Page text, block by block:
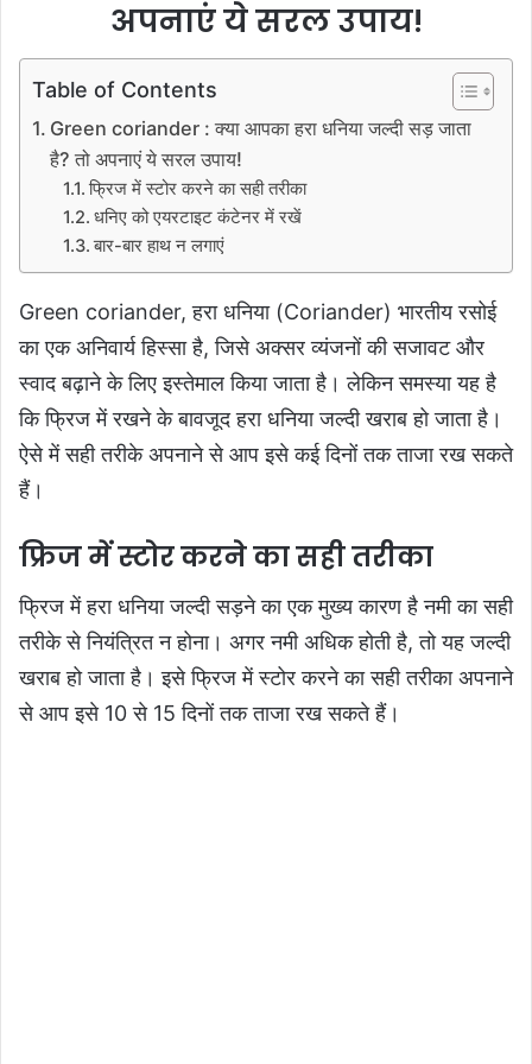
अपनाएं ये सरल उपाय!
Table of Contents
Green coriander : क्या आपका हरा धनिया जल्दी सड़ जाता
है? तो अपनाएं ये सरल उपाय!
फ्रिज में स्टोर करने का सही तरीका
धनिए को एयरटाइट कंटेनर में रखें
बार-बार हाथ न लगाएं
Green coriander,हरा धनिया (Coriander) भारतीय रसोई
का एक अनिवार्य हिस्सा है, जिसे अक्सर व्यंजनों की सजावट और
स्वाद बढ़ाने के लिए इस्तेमाल किया जाता है। लेकिन समस्या यह है
कि फ्रिज में रखने के बावजूद हरा धनिया जल्दी खराब हो जाता है।
ऐसे में सही तरीके अपनाने से आप इसे कई दिनों तक ताजा रख सकते
हैं।
फ्रिज में स्टोर करने का सही तरीका
फ्रिज में हरा धनिया जल्दी सड़ने का एक मुख्य कारण है नमी का सही
तरीके से नियंत्रित न होना। अगर नमी अधिक होती है, तो यह जल्दी
खराब हो जाता है। इसे फ्रिज में स्टोर करने का सही तरीका अपनाने
से आप इसे 10 से 15 दिनों तक ताजा रख सकते हैं।